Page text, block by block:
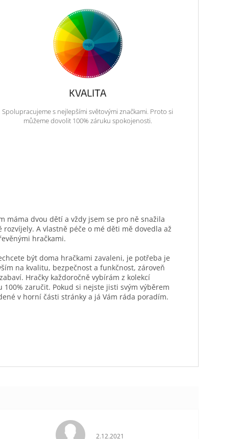
KVALITA
Spolupracujeme s nejlepšími světovými značkami. Proto si
můžeme dovolit 100% záruku spokojenosti.
máma dvou dětí a vždy jsem se pro ně snažila
A vlastně péče o mé děti mě dovedla až
hračkami.
být doma hračkami zavaleni, je potřeba je
na kvalitu, bezpečnost a funkčnost, zároveň
Hračky každoročně vybírám z kolekcí
zaručit. Pokud si nejste jisti svým výběrem
v horní části stránky a já Vám ráda poradím.
je 5 z 5 hvězdiček. Hodnocení obchodu je 5 z 5 hvězdiček.
2.12.2021